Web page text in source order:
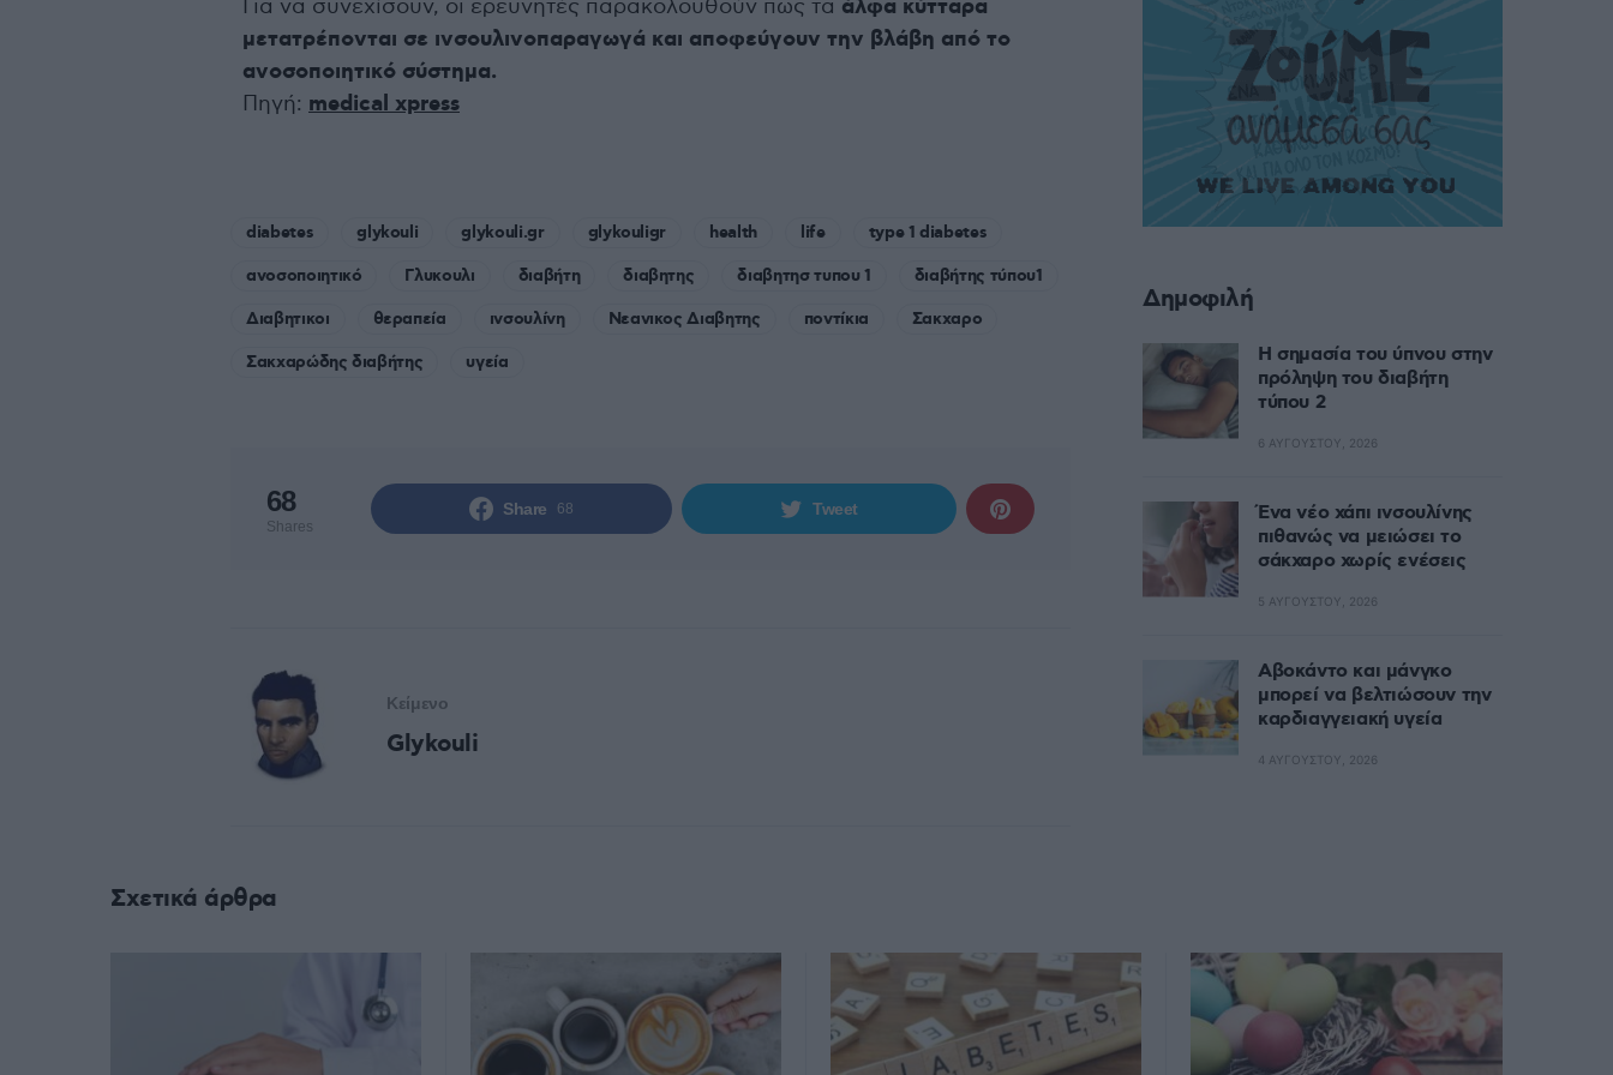
Για να συνεχίσουν, οι ερευνητές παρακολουθούν πως τα άλφα κύτταρα
μετατρέπονται σε ινσουλινοπαραγωγά και αποφεύγουν την βλάβη από το
ανοσοποιητικό σύστημα.
Πηγή: medical xpress
diabetes glykouli glykouli.gr glykouligr health life
type 1 diabetes
ανοσοποιητικό
Γλυκουλι διαβήτη διαβητης διαβητησ τυπου 1
διαβήτης τύπου1
Διαβητικοι
θεραπεία ινσουλίνη Νεανικος Διαβητης ποντίκια
Σακχαρο
Σακχαρώδης διαβήτης
υγεία
68
Shares
Share 68 Tweet
Κείμενο
Glykouli
Δημοφιλή
Η σημασία του ύπνου στην
πρόληψη του διαβήτη
τύπου 2
6 ΑΥΓΟΎΣΤΟΥ, 2026
Ένα νέο χάπι ινσουλίνης
πιθανώς να μειώσει το
σάκχαρο χωρίς ενέσεις
5 ΑΥΓΟΎΣΤΟΥ, 2026
Αβοκάντο και μάνγκο
μπορεί να βελτιώσουν την
καρδιαγγειακή υγεία
4 ΑΥΓΟΎΣΤΟΥ, 2026
Σχετικά άρθρα